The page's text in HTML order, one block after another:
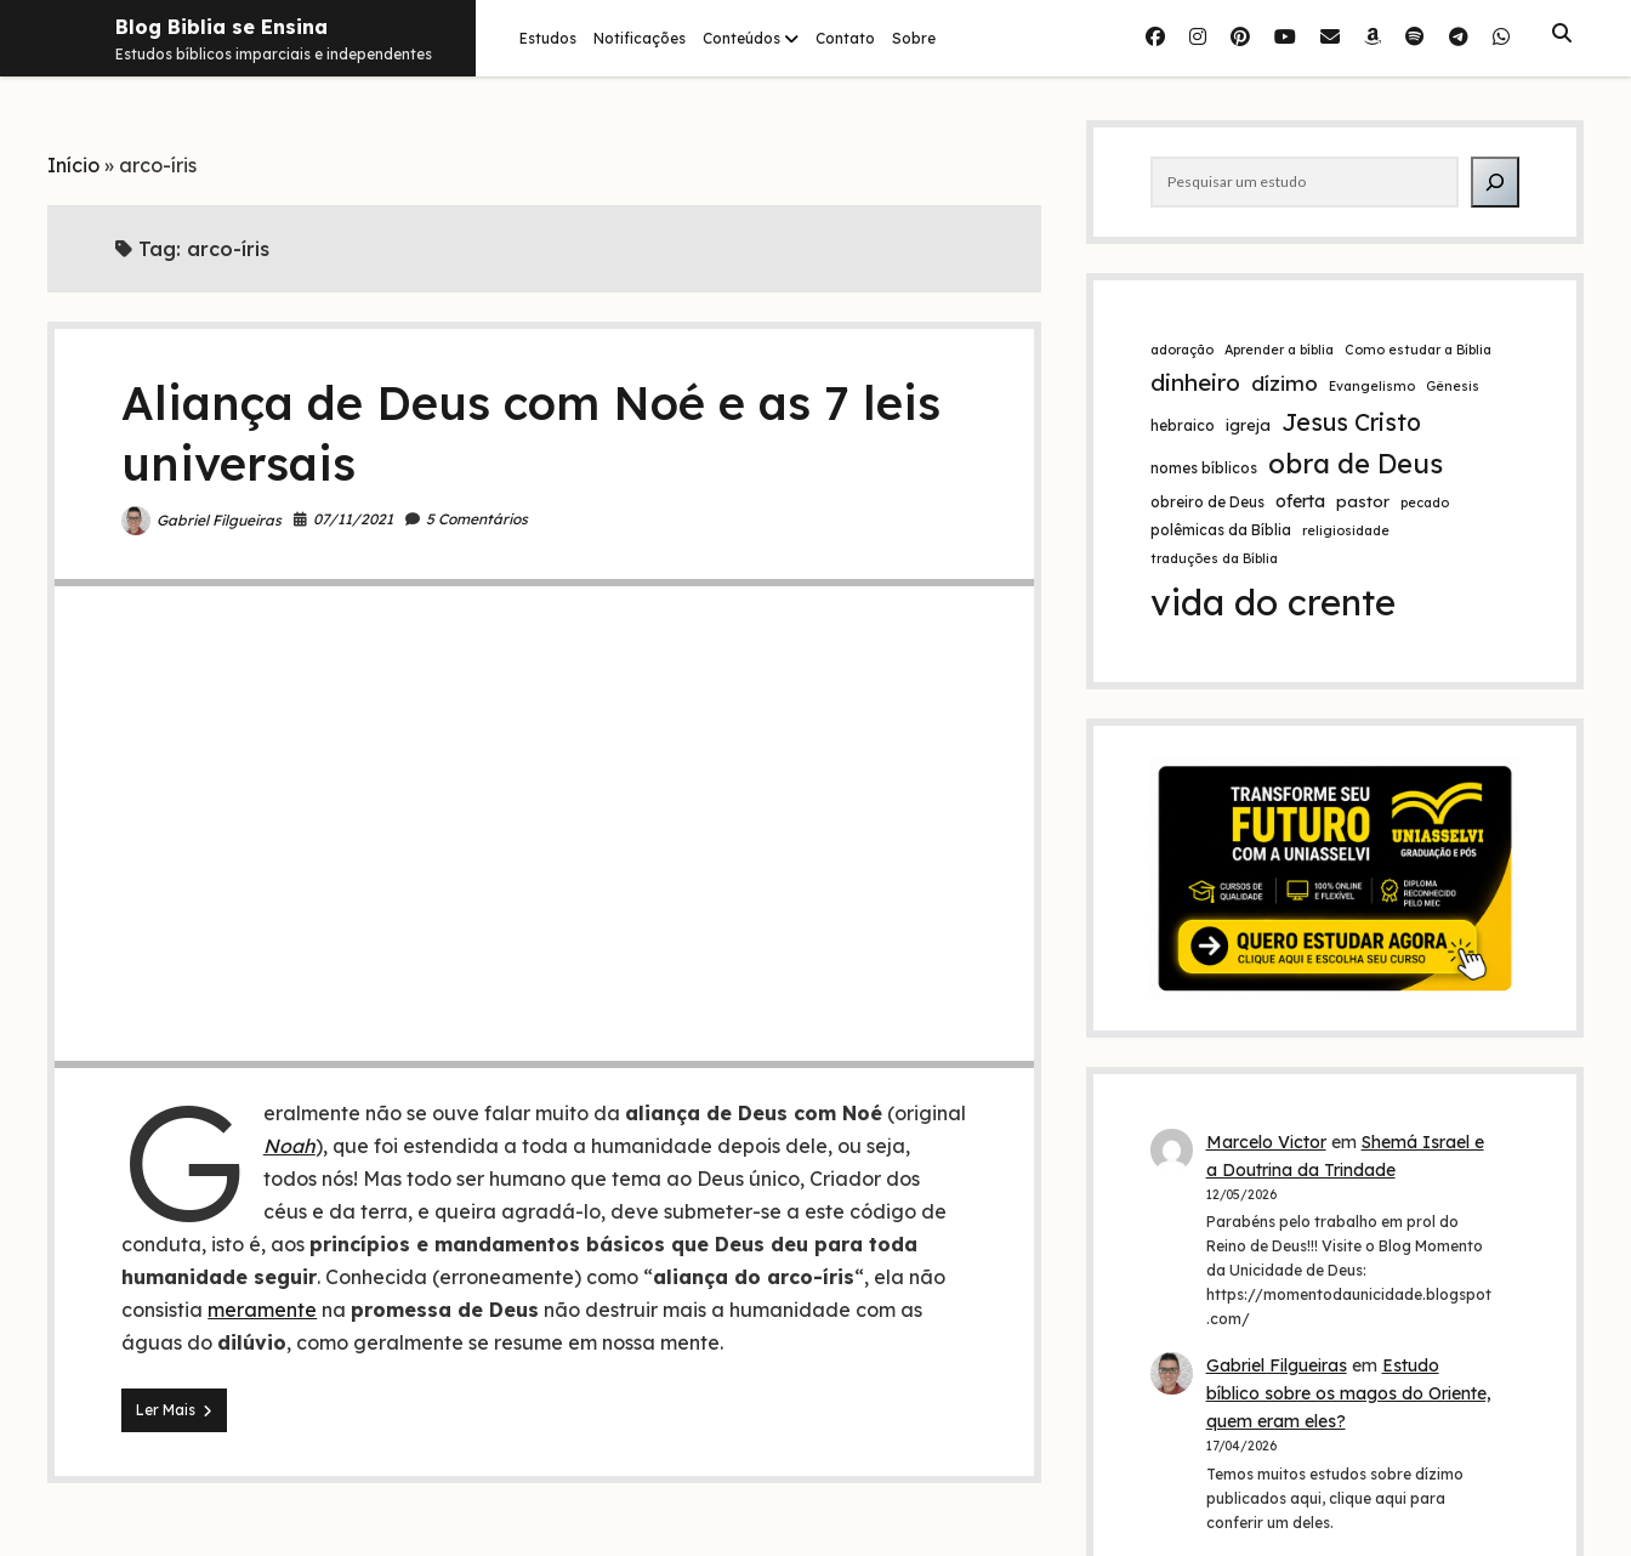
Blog Biblia se Ensina
Estudos bíblicos imparciais e independentes
Estudos Notificações Conteúdos abrirContato Sobre facebookinstagram
pinterestyoutube
e-
amazon
spotifytelegram
whatsapp
Início » arco-íris
Tag: arco-íris
Aliança de Deus com Noé e as 7 leis
universais
Gabriel Filgueiras 07/11/2021 5 Comentários
G eralmente não se ouve falar muito da aliança de Deus com Noé(original
Noah), que foi estendida a toda a humanidade depois dele, ou seja,
todos nós! Mas todo ser humano que tema ao Deus único, Criador dos
céus e da terra, e queira agradá-lo, deve submeter-se a este código de
conduta, isto é, aos princípios e mandamentos básicos que Deus deu para toda
humanidade seguir. Conhecida (erroneamente) como “aliança do arco-íris“, ela não
consistia meramente na promessa de Deus não destruir mais a humanidade com as
águas do dilúvio, como geralmente se resume em nossa mente.
Ler MaisAliança
de
com
Barra
lateral
adoração Aprender a bíblia Como estudar a Bíblia
dinheiro dízimo Evangelismo Gênesis
hebraico igreja Jesus Cristo
nomes bíblicos obra de Deus
obreiro de Deus oferta pastor pecado
polêmicas da Bíblia
religiosidade
traduções da Bíblia
vida do crente
Marcelo Victorem Shemá Israel e
a Doutrina da Trindade
12/05/2026
Parabéns pelo trabalho em prol do
Reino de Deus!!! Visite o Blog Momento
da Unicidade de Deus:
https://momentodaunicidade.blogspot
.com/
Gabriel Filgueirasem Estudo
bíblico sobre os magos do Oriente,
quem eram eles?
17/04/2026
Temos muitos estudos sobre dízimo
publicados aqui, clique aqui para
conferir um deles.